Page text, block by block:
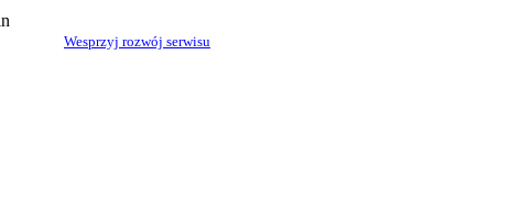
Wesprzyj rozwój serwisu